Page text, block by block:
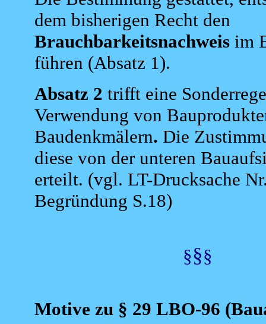
dem bisherigen Recht den
Brauchbarkeitsnachweis im
führen (Absatz 1).
Absatz 2 trifft eine
Verwendung von
Baudenkmälern. Die
diese von der unteren
erteilt. (vgl. LT-Drucksache
Begründung S.18)
§§§
Motive zu § 29 LBO-96